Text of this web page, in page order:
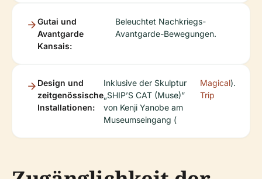
Gutai und
Avantgarde
Kansais:
Beleuchtet Nachkriegs-
Avantgarde-Bewegungen.
Design und
zeitgenössische
Installationen:
Inklusive der Skulptur
„SHIP’S CAT (Muse)”
von Kenji Yanobe am
Museumseingang (
Magical
Trip
).